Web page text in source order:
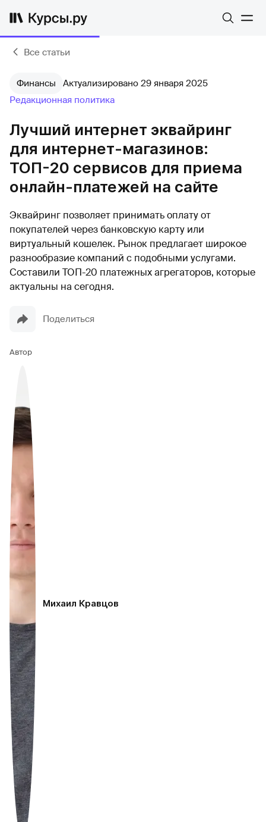
Все статьи
Финансы
Актуализировано 29 января 2025
Редакционная политика
Лучший интернет эквайринг
для интернет-магазинов:
ТОП-20 сервисов для приема
онлайн-платежей на сайте
Эквайринг позволяет принимать оплату от
покупателей через банковскую карту или
виртуальный кошелек. Рынок предлагает широкое
разнообразие компаний с подобными услугами.
Составили ТОП-20 платежных агрегаторов, которые
актуальны на сегодня.
Поделиться
Автор
Михаил Кравцов